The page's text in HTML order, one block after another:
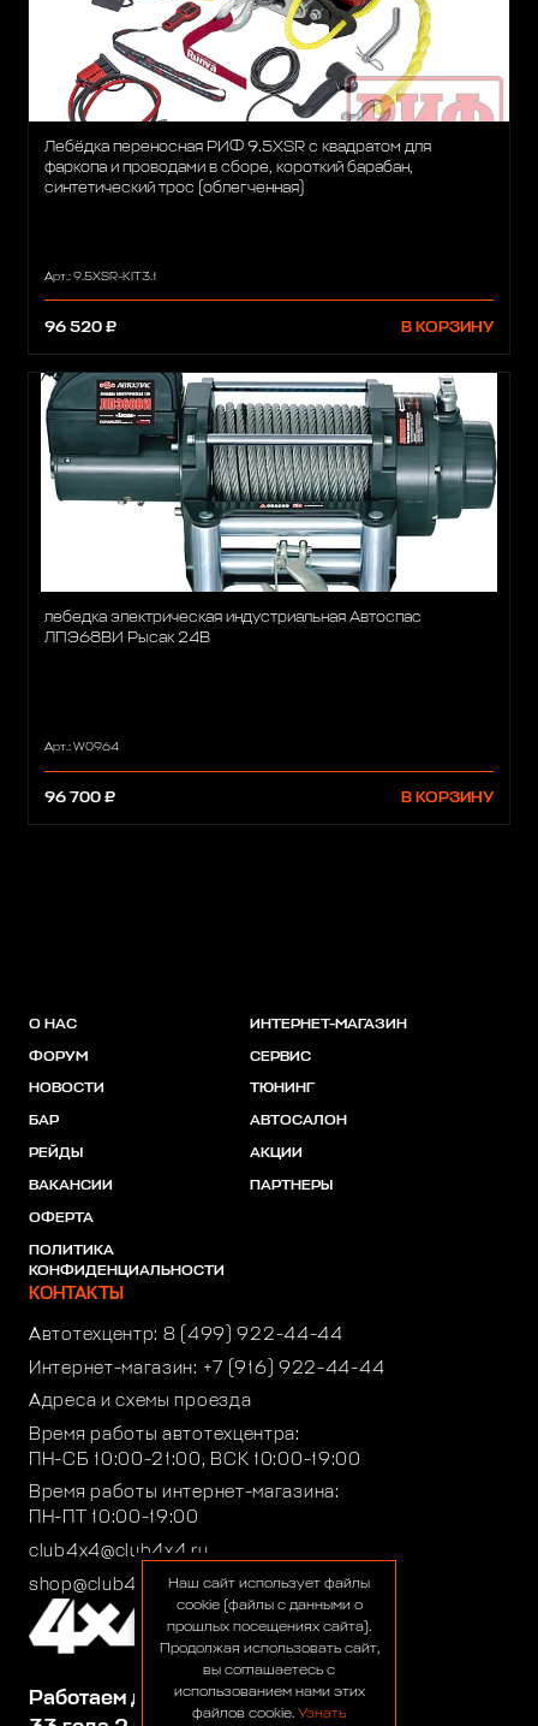
Лебёдка переносная РИФ 9.5XSR c квадратом для
фаркопа и проводами в сборе, короткий барабан,
синтетический трос (облегченная)
Арт.: 9.5XSR-KIT3.1
96 520 ₽ В КОРЗИНУ
лебедка электрическая индустриальная Автоспас
ЛПЭ68ВИ Рысак 24В
Арт.: W0964
96 700 ₽ В КОРЗИНУ
Работаем для вас:
О НАС
ФОРУМ
НОВОСТИ
БАР
РЕЙДЫ
ВАКАНСИИ
ОФЕРТА
ПОЛИТИКА
КОНФИДЕНЦИАЛЬНОСТИ
ИНТЕРНЕТ-МАГАЗИН
СЕРВИС
ТЮНИНГ
АВТОСАЛОН
АКЦИИ
ПАРТНЕРЫ
КОНТАКТЫ
Автотехцентр: 8 (499) 922-44-44
Интернет-магазин: +7 (916) 922-44-44
Адреса и схемы проезда
Время работы автотехцентра:
ПН-СБ 10:00-21:00, ВСК 10:00-19:00
Время работы интернет-магазина:
ПН-ПТ 10:00-19:00
club4x4@club4x4.ru
shop@club4x4.ruНаш сайт использует файлы
cookie (файлы с данными о
прошлых посещениях сайта).
Продолжая использовать сайт,
вы соглашаетесь с
использованием нами этих
файлов cookie. Узнать